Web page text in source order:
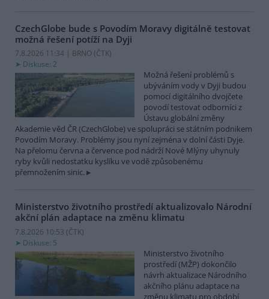
CzechGlobe bude s Povodím Moravy digitálně testovat
možná řešení potíží na Dyji
7.8.2026 11:34 | BRNO (ČTK)
Diskuse: 2
Možná řešení problémů s
ubýváním vody v Dyji budou
pomocí digitálního dvojčete
povodí testovat odborníci z
Ústavu globální změny
Akademie věd ČR (CzechGlobe) ve spolupráci se státním podnikem
Povodím Moravy. Problémy jsou nyní zejména v dolní části Dyje.
Na přelomu června a července pod nádrží Nové Mlýny uhynuly
ryby kvůli nedostatku kyslíku ve vodě způsobenému
přemnožením sinic.
Ministerstvo životního prostředí aktualizovalo Národní
akční plán adaptace na změnu klimatu
7.8.2026 10:53 (ČTK)
Diskuse: 5
Ministerstvo životního
prostředí (MŽP) dokončilo
návrh aktualizace Národního
akčního plánu adaptace na
změnu klimatu pro období